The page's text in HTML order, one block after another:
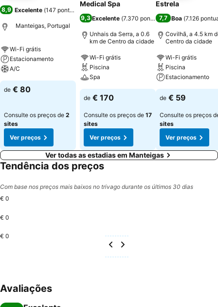
8,9 Excelente (147 pontuações
Manteigas, Portugal
Wi-Fi grátis
Estacionamento
A/C
de € 80
Consulte os preços de 2
sites
Ver preços
Medical Spa
9,3 Excelente (7.370 pontuações)
Unhais da Serra, a 0.6
km de Centro da cidade
Wi-Fi grátis
Piscina
Spa
de € 170
Consulte os preços de 17
sites
Ver preços
Estrela
7,7 Boa (7.126
Covilhã, a 4.5 km
Centro da cidade
Wi-Fi grátis
Piscina
Estacionamento
de € 59
Consulte os preços
sites
Ver preços
Ver todas as estadias em Manteigas
Tendência dos preços
Com base nos preços mais baixos no trivago durante os últimos 30 dias
€ 0
€ 0
€ 0
Avaliações